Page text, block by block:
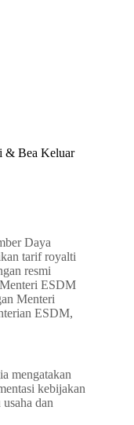
& Bea Keluar
Daya
tarif royalti
resmi
ESDM
Menteri
ESDM,
mengatakan
kebijakan
dan